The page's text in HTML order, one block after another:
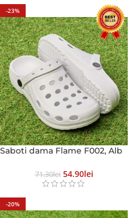
-23%
Saboti dama Flame F002, Alb
71.30Lei 54.90Lei
-20%